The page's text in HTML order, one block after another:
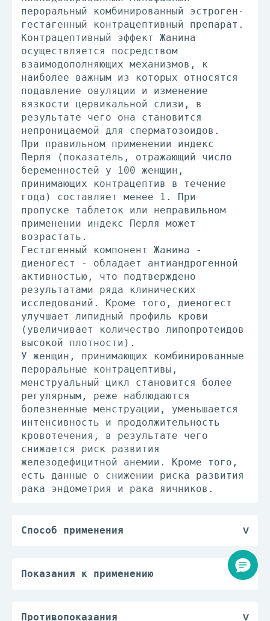
пероральный комбинированный эстроген-
гестагенный контрацептивный препарат.
Контрацептивный эффект Жанина
осуществляется посредством
взаимодополняющих механизмов, к
наиболее важным из которых относятся
подавление овуляции и изменение
вязкости цервикальной слизи, в
результате чего она становится
непроницаемой для сперматозоидов.
При правильном применении индекс
Перля (показатель, отражающий число
беременностей у 100 женщин,
принимающих контрацептив в течение
года) составляет менее 1. При
пропуске таблеток или неправильном
применении индекс Перля может
возрастать.
Гестагенный компонент Жанина -
диеногест - обладает антиандрогенной
активностью, что подтверждено
результатами ряда клинических
исследований. Кроме того, диеногест
улучшает липидный профиль крови
(увеличивает количество липопротеидов
высокой плотности).
У женщин, принимающих комбинированные
пероральные контрацептивы,
менструальный цикл становится более
регулярным, реже наблюдаются
болезненные менструации, уменьшается
интенсивность и продолжительность
кровотечения, в результате чего
снижается риск развития
железодефицитной анемии. Кроме того,
есть данные о снижении риска развития
рака эндометрия и рака яичников.
Способ применения
каждый день примерно в одно и то же
время, запивая небольшим количеством
Показания к применению
Противопоказания